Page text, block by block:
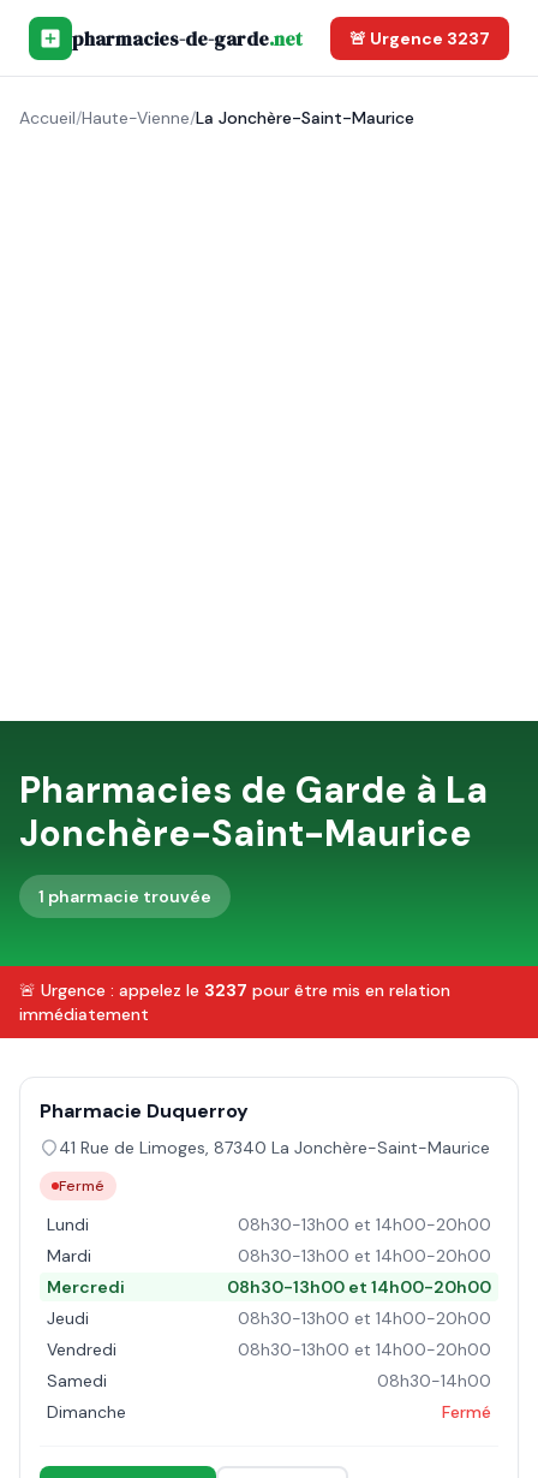
pharmacies-de-garde.net 🚨 Urgence 3237
Accueil/Haute-Vienne/La Jonchère-Saint-Maurice
Pharmacies de Garde à La
Jonchère-Saint-Maurice
1 pharmacie trouvée
🚨 Urgence : appelez le 3237 pour être mis en relation
immédiatement
Pharmacie Duquerroy
41 Rue de Limoges, 87340 La Jonchère-Saint-Maurice
Fermé
Lundi
08h30-13h00 et 14h00-20h00
Mardi
08h30-13h00 et 14h00-20h00
Mercredi
08h30-13h00 et 14h00-20h00
Jeudi
08h30-13h00 et 14h00-20h00
Vendredi
08h30-13h00 et 14h00-20h00
Samedi
08h30-14h00
Dimanche
Fermé